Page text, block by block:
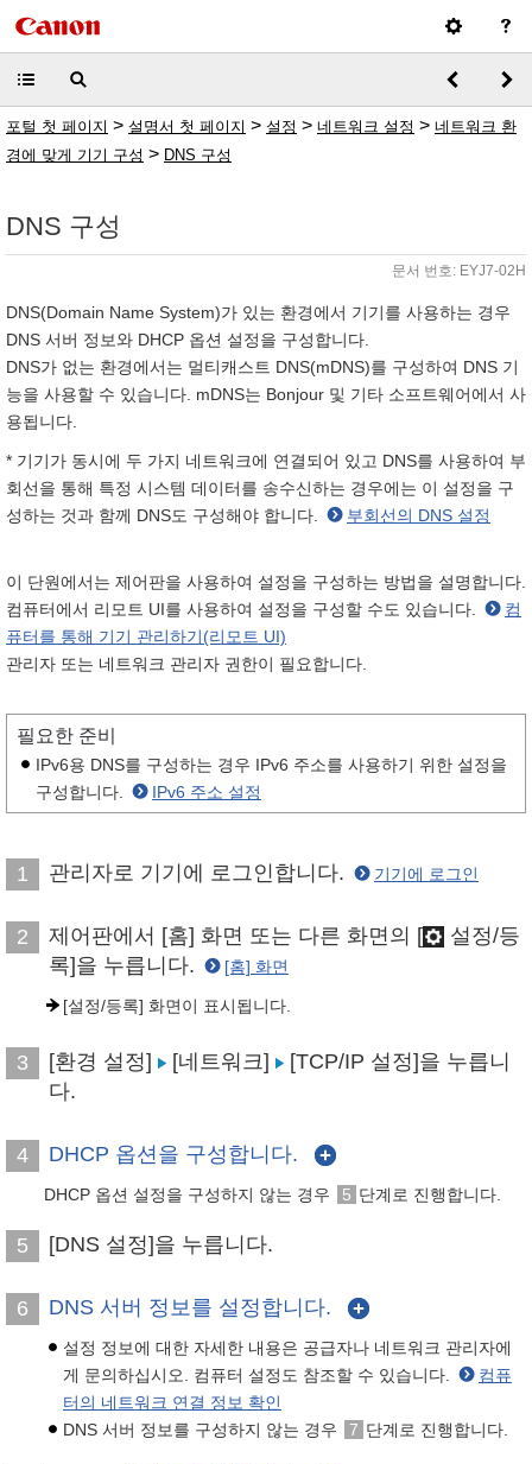
포털 첫 페이지 > 설명서 첫 페이지 > 설정 > 네트워크 설정 > 네트워크 환
경에 맞게 기기 구성 > DNS 구성
DNS 구성
문서 번호: EYJ7-02H
DNS(Domain Name System)가 있는 환경에서 기기를 사용하는 경우
DNS 서버 정보와 DHCP 옵션 설정을 구성합니다.
DNS가 없는 환경에서는 멀티캐스트 DNS(mDNS)를 구성하여 DNS 기
능을 사용할 수 있습니다. mDNS는 Bonjour 및 기타 소프트웨어에서 사
용됩니다.
* 기기가 동시에 두 가지 네트워크에 연결되어 있고 DNS를 사용하여 부
회선을 통해 특정 시스템 데이터를 송수신하는 경우에는 이 설정을 구
성하는 것과 함께 DNS도 구성해야 합니다.
부회선의 DNS 설정
이 단원에서는 제어판을 사용하여 설정을 구성하는 방법을 설명합니다.
컴퓨터에서 리모트 UI를 사용하여 설정을 구성할 수도 있습니다.
컴
퓨터를 통해 기기 관리하기(리모트 UI)
관리자 또는 네트워크 관리자 권한이 필요합니다.
필요한 준비
IPv6용 DNS를 구성하는 경우 IPv6 주소를 사용하기 위한 설정을
구성합니다.
IPv6 주소 설정
1 관리자로 기기에 로그인합니다. 기기에 로그인
2 제어판에서 [홈] 화면 또는 다른 화면의 [
설정/등
록]을 누릅니다.
[홈] 화면
[설정/등록] 화면이 표시됩니다.
3 [환경 설정] [네트워크]
[TCP/IP 설정]을 누릅니
다.
4 DHCP 옵션을 구성합니다.
DHCP 옵션 설정을 구성하지 않는 경우 5 단계로 진행합니다.
5 [DNS 설정]을 누릅니다.
6 DNS 서버 정보를 설정합니다.
설정 정보에 대한 자세한 내용은 공급자나 네트워크 관리자에
게 문의하십시오. 컴퓨터 설정도 참조할 수 있습니다.
컴퓨
터의 네트워크 연결 정보 확인
DNS 서버 정보를 구성하지 않는 경우
7 단계로 진행합니다.